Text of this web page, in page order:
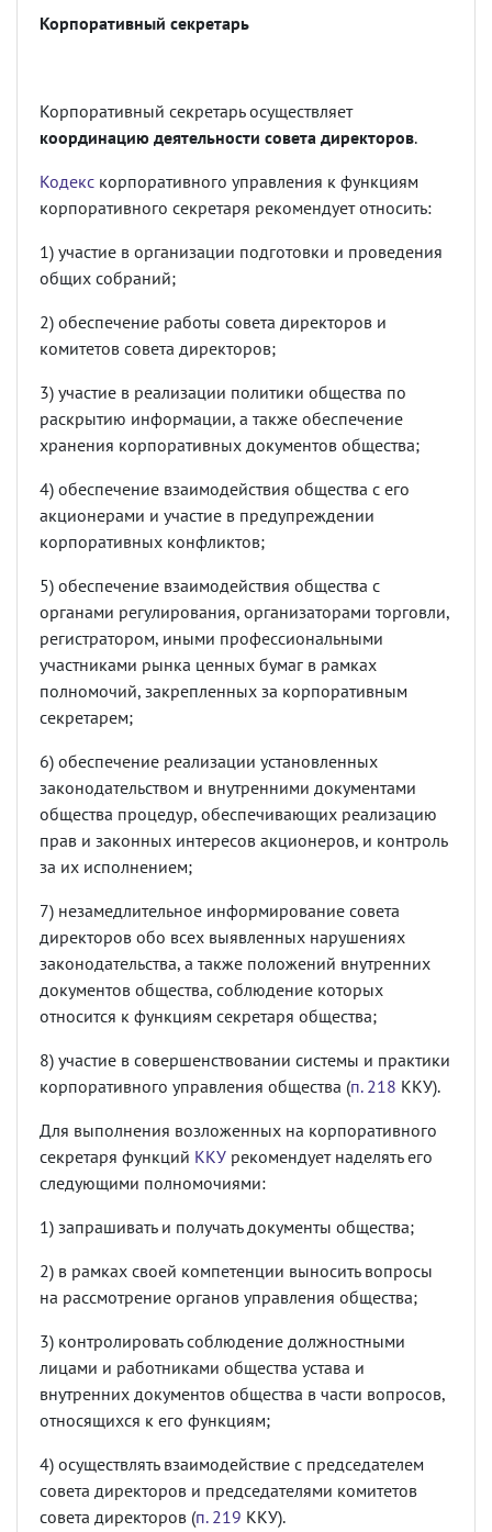
Корпоративный секретарь
Корпоративный секретарь осуществляет
координацию деятельности совета директоров.
Кодекс корпоративного управления к функциям
корпоративного секретаря рекомендует относить:
1) участие в организации подготовки и проведения
общих собраний;
2) обеспечение работы совета директоров и
комитетов совета директоров;
3) участие в реализации политики общества по
раскрытию информации, а также обеспечение
хранения корпоративных документов общества;
4) обеспечение взаимодействия общества с его
акционерами и участие в предупреждении
корпоративных конфликтов;
5) обеспечение взаимодействия общества с
органами регулирования, организаторами торговли,
регистратором, иными профессиональными
участниками рынка ценных бумаг в рамках
полномочий, закрепленных за корпоративным
секретарем;
6) обеспечение реализации установленных
законодательством и внутренними документами
общества процедур, обеспечивающих реализацию
прав и законных интересов акционеров, и контроль
за их исполнением;
7) незамедлительное информирование совета
директоров обо всех выявленных нарушениях
законодательства, а также положений внутренних
документов общества, соблюдение которых
относится к функциям секретаря общества;
8) участие в совершенствовании системы и практики
корпоративного управления общества (п. 218 ККУ).
Для выполнения возложенных на корпоративного
секретаря функций ККУ рекомендует наделять его
следующими полномочиями:
1) запрашивать и получать документы общества;
2) в рамках своей компетенции выносить вопросы
на рассмотрение органов управления общества;
3) контролировать соблюдение должностными
лицами и работниками общества устава и
внутренних документов общества в части вопросов,
относящихся к его функциям;
4) осуществлять взаимодействие с председателем
совета директоров и председателями комитетов
совета директоров (п. 219 ККУ).